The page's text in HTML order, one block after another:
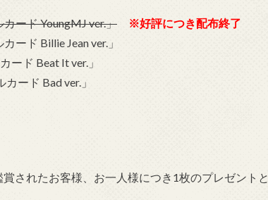
ード YoungMJ ver.」 ※好評につき配布終了
ード Billie Jean ver.」
ード Beat It ver.」
ード Bad ver.」
されたお客様、お一人様につき1枚のプレゼントと